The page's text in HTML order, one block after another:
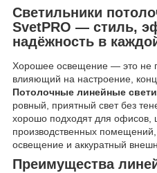
Светильники
SvetPRO — стиль,
надёжность в
Хорошее освещение — это не
влияющий на настроение,
Потолочные линейные
ровный, приятный свет без
хорошо подходят для офисов,
производственных помещений,
освещение и аккуратный
Преимущества